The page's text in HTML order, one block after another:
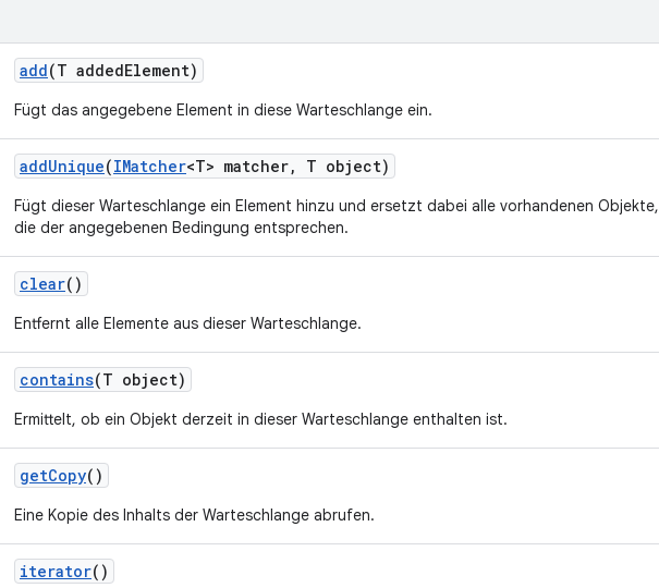
add(T addedElement)
Fügt das angegebene Element in diese Warteschlange ein.
addUnique(IMatcher<T> matcher, T object)
Fügt dieser Warteschlange ein Element hinzu und ersetzt dabei alle vorhandenen Objekte,
die der angegebenen Bedingung entsprechen.
clear()
Entfernt alle Elemente aus dieser Warteschlange.
contains(T object)
Ermittelt, ob ein Objekt derzeit in dieser Warteschlange enthalten ist.
getCopy()
Eine Kopie des Inhalts der Warteschlange abrufen.
iterator()